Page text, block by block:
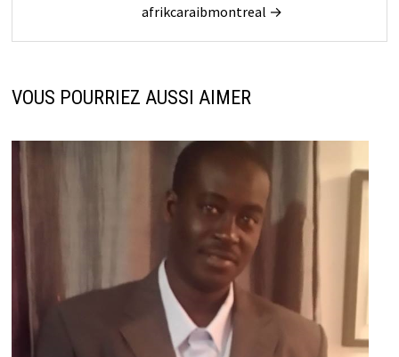
afrikcaraibmontreal →
VOUS POURRIEZ AUSSI AIMER